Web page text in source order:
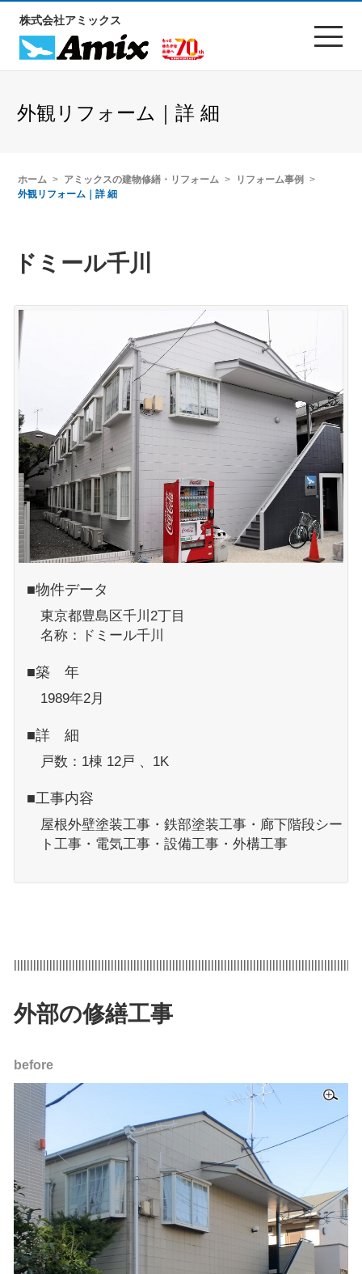
株式会社アミックス
外観リフォーム｜詳 細
ホーム アミックスの建物修繕・リフォーム
リフォーム事例
外観リフォーム｜詳 細
ドミール千川
■物件データ
東京都豊島区千川2丁目
名称：ドミール千川
■築 年
1989年2月
■詳 細
戸数：1棟 12戸 、1K
■工事内容
屋根外壁塗装工事・鉄部塗装工事・廊下階段シー
ト工事・電気工事・設備工事・外構工事
外部の修繕工事
before